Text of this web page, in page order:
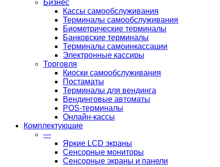
Бизнес
Кассы самообслуживания
Терминалы самообслуживания
Биометрические терминалы
Банковские терминалы
Терминалы самоинкассации
Электронные кассиры
Торговля
Киоски самообслуживания
Постаматы
Терминалы для вендинга
Вендинговые автоматы
POS-терминалы
Онлайн-кассы
Комплектующие
—
Яркие LCD экраны
Сенсорные мониторы
Сенсорные экраны и панели